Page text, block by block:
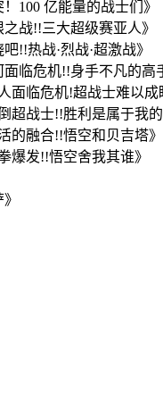
100 亿能量的战士们》
战!!三大超级赛亚人》
!!热战·烈战·超激战》
临危机!!身手不凡的高
面临危机!超战士难以成
超战士!!胜利是属于我的
的融合!!悟空和贝吉塔》
爆发!!悟空舍我其谁》